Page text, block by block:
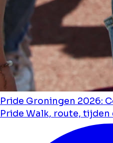
Pride Groningen 2026:
Pride Walk, route,